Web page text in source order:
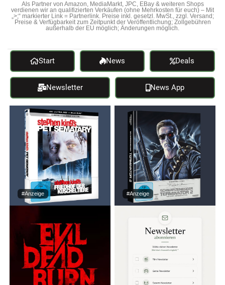
Als Partner von Amazon, MediaMarkt, JPC, EBay & weiteren Shops
verdienen wir an qualifizierten Verkäufen (ohne Mehrkosten für euch) – Mit
„>;“ markierter Link = Partnerlink. Preise inkl. gesetzl. MwSt., zzgl. Versand;
Preise & Verfügbarkeit zum Zeitpunkt der Veröffentlichung; Zollgebühren
außerhalb der EU möglich; Änderungen möglich.
Start News Deals
Newsletter News App
#Anzeige #Anzeige